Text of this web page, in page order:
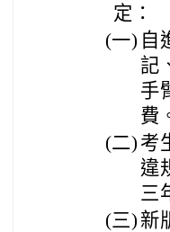
定：
(一) 自
記
手
費
(二) 考
違
三
(三) 新